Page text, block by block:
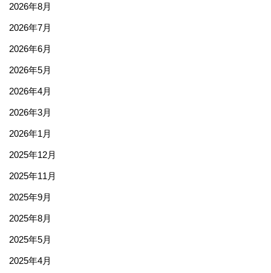
2026年8月
2026年7月
2026年6月
2026年5月
2026年4月
2026年3月
2026年1月
2025年12月
2025年11月
2025年9月
2025年8月
2025年5月
2025年4月